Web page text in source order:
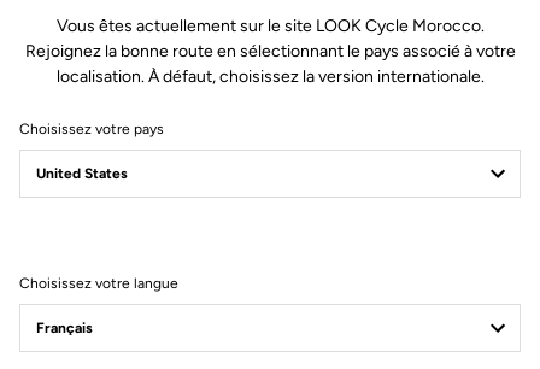
765 Optimum
Vous êtes actuellement sur le site LOOK Cycle Morocco.
Rejoignez la bonne route en sélectionnant le pays associé à votre
localisation. À défaut, choisissez la version internationale.
Choisissez votre pays
Choisissez votre langue